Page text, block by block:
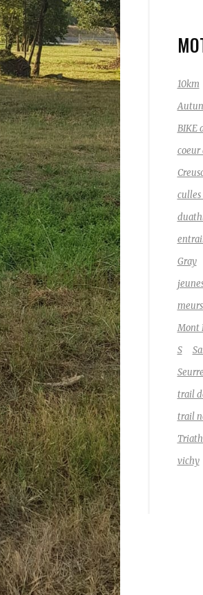
10km
Autun
BIKE
coeur
culles
Gray
Mont
S
Seurre
trail
trail
vichy